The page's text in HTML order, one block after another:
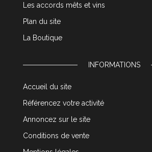
Les accords mêts et vins
Plan du site
La Boutique
INFORMATIONS
Accueil du site
Référencez votre activité
Annoncez sur le site
Conditions de vente